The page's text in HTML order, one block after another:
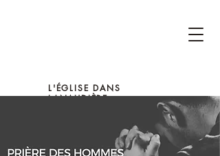
L'ÉGLISE DANS
LANAUDIÈRE